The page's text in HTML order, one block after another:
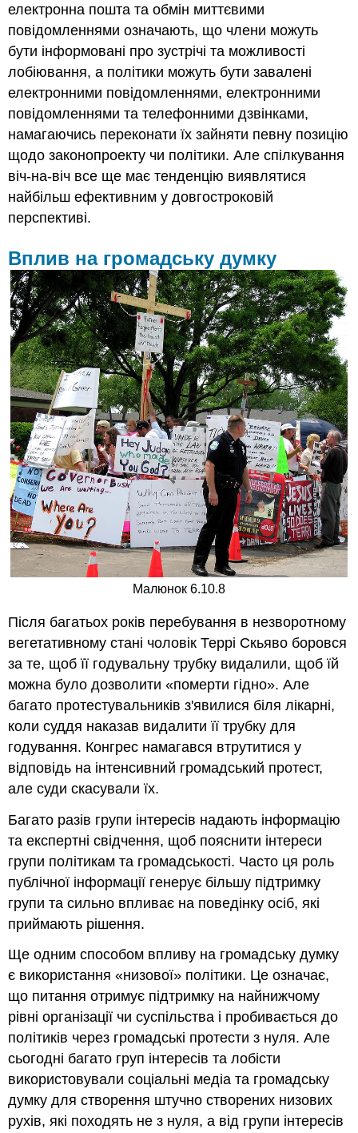
електронна пошта та обмін миттєвими
повідомленнями означають, що члени можуть
бути інформовані про зустрічі та можливості
лобіювання, а політики можуть бути завалені
електронними повідомленнями, електронними
повідомленнями та телефонними дзвінками,
намагаючись переконати їх зайняти певну позицію
щодо законопроекту чи політики. Але спілкування
віч-на-віч все ще має тенденцію виявлятися
найбільш ефективним у довгостроковій
перспективі.
Вплив на громадську думку
Малюнок 6.10.8
Після багатьох років перебування в незворотному
вегетативному стані чоловік Террі Скьяво боровся
за те, щоб її годувальну трубку видалили, щоб їй
можна було дозволити «померти гідно». Але
багато протестувальників з'явилися біля лікарні,
коли суддя наказав видалити її трубку для
годування. Конгрес намагався втрутитися у
відповідь на інтенсивний громадський протест,
але суди скасували їх.
Багато разів групи інтересів надають інформацію
та експертні свідчення, щоб пояснити інтереси
групи політикам та громадськості. Часто ця роль
публічної інформації генерує більшу підтримку
групи та сильно впливає на поведінку осіб, які
приймають рішення.
Ще одним способом впливу на громадську думку
є використання «низової» політики. Це означає,
що питання отримує підтримку на найнижчому
рівні організації чи суспільства і пробивається до
політиків через громадські протести з нуля. Але
сьогодні багато груп інтересів та лобісти
використовували соціальні медіа та громадську
думку для створення штучно створених низових
рухів, які походять не з нуля, а від групи інтересів